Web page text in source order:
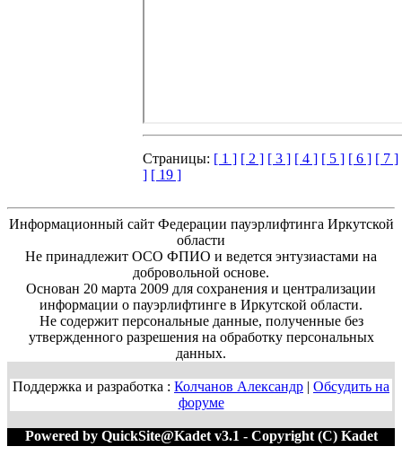
Страницы: [ 1 ] [ 2 ] [ 3 ] [ 4 ] [ 5 ] [ 6 ] [ 7 ]
] [ 19 ]
Информационный сайт Федерации пауэрлифтинга Иркутской
области
Не принадлежит ОСО ФПИО и ведется энтузиастами на
добровольной основе.
Основан 20 марта 2009 для сохранения и централизации
информации о пауэрлифтинге в Иркутской области.
Не содержит персональные данные, полученные без
утвержденного разрешения на обработку персональных
данных.
Поддержка и разработка : Колчанов Александр | Обсудить на
форуме
Powered by QuickSite@Kadet v3.1 - Copyright (C) Kadet